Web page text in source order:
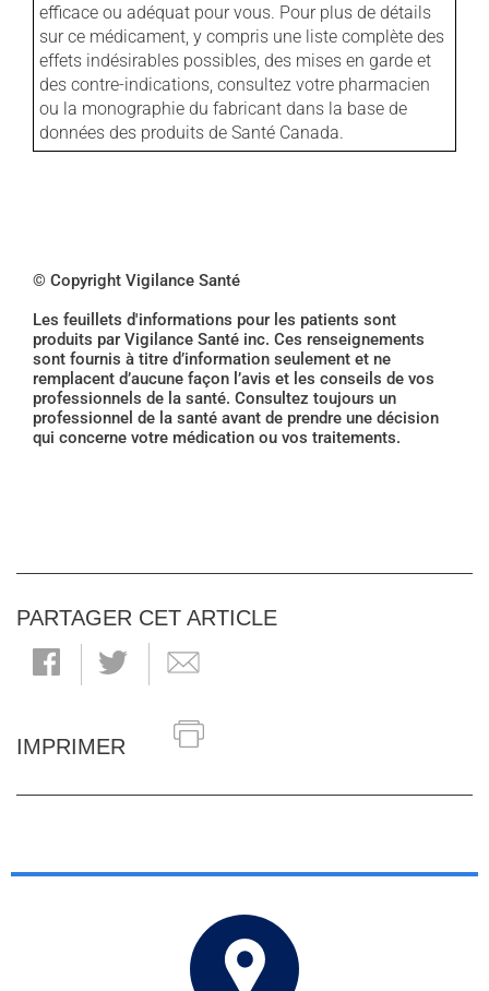
efficace ou adéquat pour vous. Pour plus de détails
sur ce médicament, y compris une liste complète des
effets indésirables possibles, des mises en garde et
des contre-indications, consultez votre pharmacien
ou la monographie du fabricant dans la base de
données des produits de Santé Canada.
© Copyright Vigilance Santé
Les feuillets d'informations pour les patients sont
produits par Vigilance Santé inc. Ces renseignements
sont fournis à titre d’information seulement et ne
remplacent d’aucune façon l’avis et les conseils de vos
professionnels de la santé. Consultez toujours un
professionnel de la santé avant de prendre une décision
qui concerne votre médication ou vos traitements.
PARTAGER CET ARTICLE
IMPRIMER